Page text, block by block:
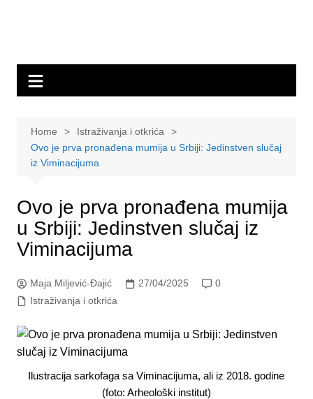
Home
Istraživanja i otkrića
Ovo je prva pronađena mumija u Srbiji: Jedinstven slučaj
iz Viminacijuma
Ovo je prva pronađena mumija
u Srbiji: Jedinstven slučaj iz
Viminacijuma
Maja Miljević-Đajić 27/04/2025
0
Istraživanja i otkrića
Ilustracija sarkofaga sa Viminacijuma, ali iz 2018. godine
(foto: Arheološki institut)